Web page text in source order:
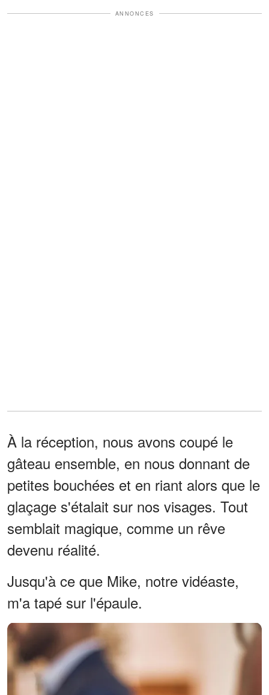
ANNONCES
À la réception, nous avons coupé le
gâteau ensemble, en nous donnant de
petites bouchées et en riant alors que le
glaçage s'étalait sur nos visages. Tout
semblait magique, comme un rêve
devenu réalité.
Jusqu'à ce que Mike, notre vidéaste,
m'a tapé sur l'épaule.